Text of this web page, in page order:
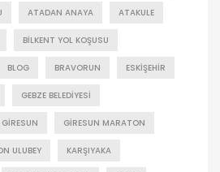
ATADAN ANAYA ATAKULE
BILKENT YOL KOŞUSU
BLOG BRAVORUN ESKIŞEHIR
GEBZE BELEDIYESI
GIRESUN GIRESUN MARATON
ULUBEY KARŞIYAKA